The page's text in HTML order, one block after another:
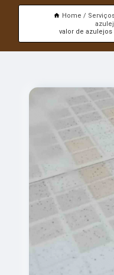
Home
valor de